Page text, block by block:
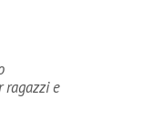
ragazzi e